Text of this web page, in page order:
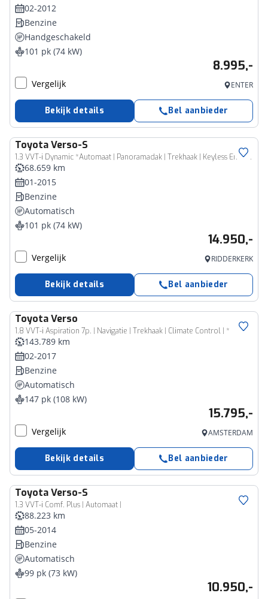
02-2012
Benzine
Handgeschakeld
101 pk (74 kW)
8.995,-
Vergelijk ENTER
Bekijk details Bel aanbieder
ToyotaVerso-S
1.3 VVT-i Dynamic *Automaat | Panoramadak | Trekhaak | Keyless Entry/Start | Achteruitrijcamera | Climate Control | Cruise Control |
68.659 km
01-2015
Benzine
Automatisch
101 pk (74 kW)
14.950,-
Vergelijk RIDDERKERK
Bekijk details Bel aanbieder
ToyotaVerso
1.8 VVT-i Aspiration 7p. | Navigatie | Trekhaak | Climate Control | *
143.789 km
02-2017
Benzine
Automatisch
147 pk (108 kW)
15.795,-
Vergelijk AMSTERDAM
Bekijk details Bel aanbieder
ToyotaVerso-S
1.3 VVT-i Comf. Plus | Automaat |
88.223 km
05-2014
Benzine
Automatisch
99 pk (73 kW)
10.950,-